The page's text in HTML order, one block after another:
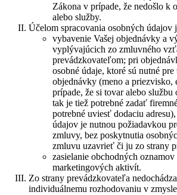
Zákona v prípade, že nedošlo k
alebo služby.
Účelom spracovania osobných údajov
vybavenie Vašej objednávky a
vyplývajúcich zo zmluvného
prevádzkovateľom; pri
osobné údaje, ktoré sú nutné
objednávky (meno a priezvisko,
prípade, že si tovar alebo službu
tak je tiež potrebné zadať
potrebné uviesť dodaciu
údajov je nutnou požiadavkou
zmluvy, bez poskytnutia
zmluvu uzavrieť či ju zo strany
zasielanie obchodných
marketingových aktivít.
Zo strany prevádzkovateľa
individuálnemu rozhodovaniu v